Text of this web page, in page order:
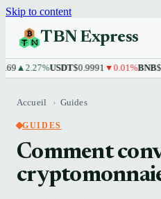
Skip to content
TBN Express
▲2.27%USDT$0.9991▼0.01%BNB
Accueil › Guides
GUIDES
Comment